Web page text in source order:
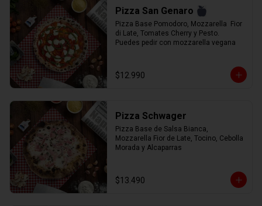
Pizza San Genaro
Pizza Base Pomodoro, Mozzarella  Fior
di Late, Tomates Cherry y Pesto.
Puedes pedir con mozzarella vegana
$12.990
Pizza Schwager
Pizza Base de Salsa Bianca,
Mozzarella Fior de Late, Tocino, Cebolla
Morada y Alcaparras
$13.490